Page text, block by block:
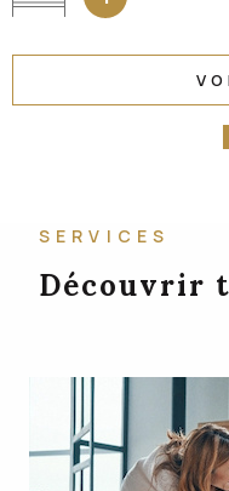
SERVICES
Découvrir